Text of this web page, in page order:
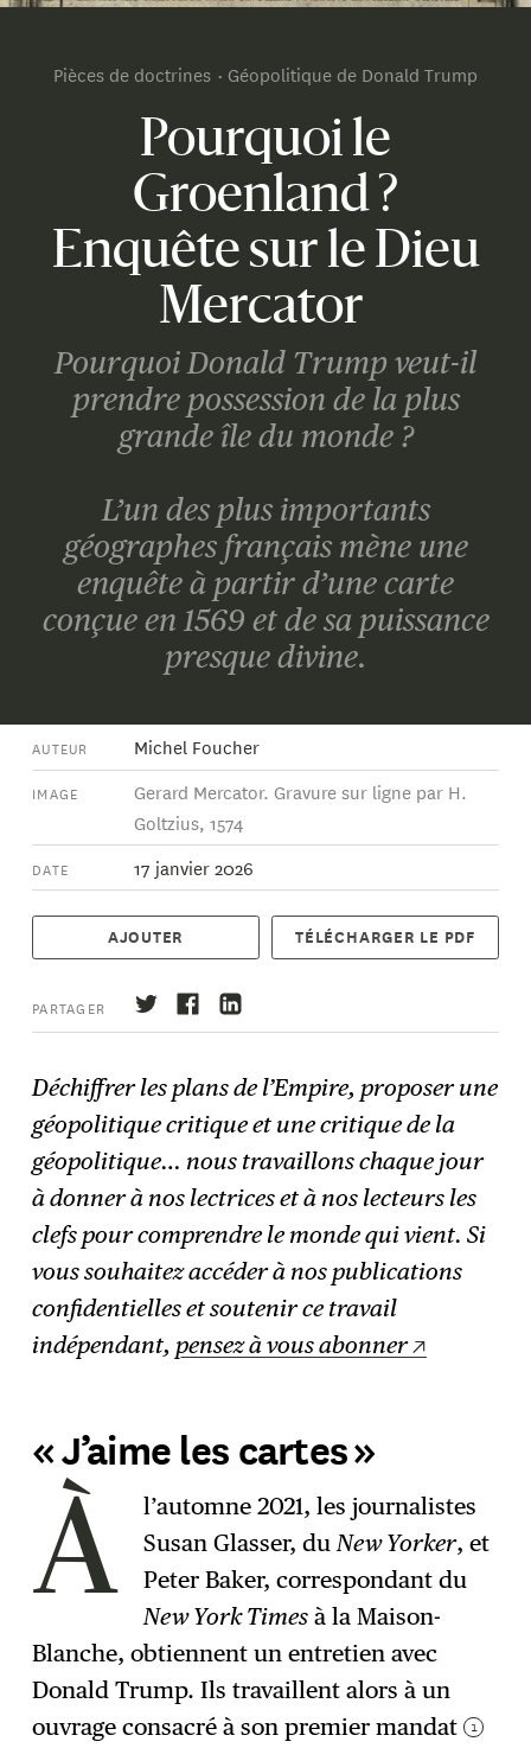
Pourquoi le
Groenland ?
Enquête sur le Dieu
Mercator
Pourquoi Donald Trump veut-il
prendre possession de la plus
grande île du monde ?
L’un des plus importants
géographes français mène une
enquête à partir d’une carte
conçue en 1569 et de sa puissance
presque divine.
Pièces de doctrines Géopolitique de Donald Trump
AUTEUR Michel Foucher
IMAGE
Gerard Mercator. Gravure sur ligne par H.
Goltzius, 1574
DATE 17 janvier 2026
AJOUTER TÉLÉCHARGER LE PDF
PARTAGER
→ S'abonner
Déchiffrer les plans de l’Empire, proposer une
géopolitique critique et une critique de la
géopolitique… nous travaillons chaque jour
à donner à nos lectrices et à nos lecteurs les
clefs pour comprendre le monde qui vient. Si
vous souhaitez accéder à nos publications
confidentielles et soutenir ce travail
indépendant, pensez à vous abonner
« J’aime les cartes »
À
l’automne 2021, les journalistes
Susan Glasser, duNew Yorker, et
Peter Baker, correspondant du
New York Times à la Maison-
Blanche, obtiennent un entretien avec
Donald Trump. Ils travaillent alors à un
ouvrage consacré à son premier mandat 1